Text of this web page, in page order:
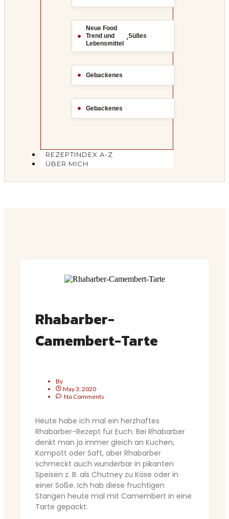
Neue Food
Trend und
Lebensmittel
,Süßes
Gebackenes
Gebackenes
REZEPTINDEX A-Z
ÜBER MICH
Rhabarber-
Camembert-Tarte
By
May 3, 2020
No Comments
Heute habe ich mal ein herzhaftes
Rhabarber-Rezept für Euch. Bei Rhabarber
denkt man ja immer gleich an Kuchen,
Kompott oder Saft, aber Rhabarber
schmeckt auch wunderbar in pikanten
Speisen z. B. als Chutney zu Käse oder in
einer Soße. Ich hab diese fruchtigen
Stangen heute mal mit Camembert in eine
Tarte gepackt.